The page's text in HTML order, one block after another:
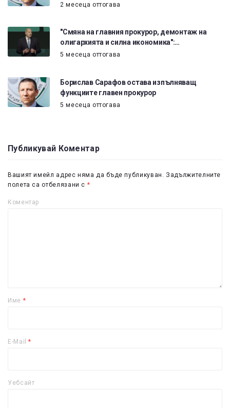
2 месеца оттогава
"Смяна на главния прокурор, демонтаж на
олигархията и силна икономика":…
5 месеца оттогава
Борислав Сарафов остава изпълняващ
функциите главен прокурор
5 месеца оттогава
Публикувай Коментар
Вашият имейл адрес няма да бъде публикуван. Задължителните
полета са отбелязани с *
Коментар
Име *
E-Mail*
Уебсайт